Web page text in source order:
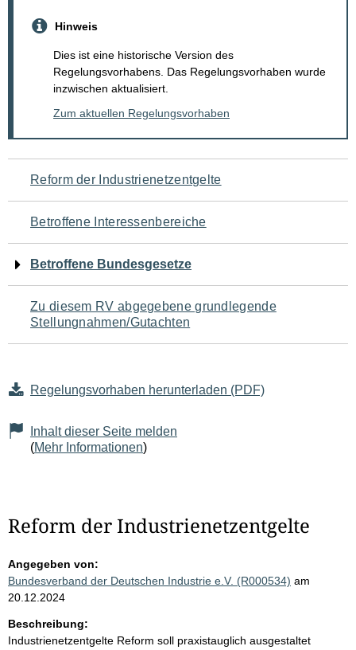
Hinweis
Dies ist eine historische Version des
Regelungsvorhabens. Das Regelungsvorhaben wurde
inzwischen aktualisiert.
Zum aktuellen Regelungsvorhaben
Navigation
für
den
Seiteninhalt
Reform der Industrienetzentgelte
Betroffene Interessenbereiche
Betroffene Bundesgesetze
Zu diesem RV abgegebene grundlegende
Stellungnahmen/Gutachten
Regelungsvorhaben herunterladen (PDF)
Inhalt dieser Seite melden
(Mehr Informationen)
Reform der Industrienetzentgelte
Angegeben von:
Bundesverband der Deutschen Industrie e.V. (R000534) am
20.12.2024
Beschreibung:
Industrienetzentgelte Reform soll praxistauglich ausgestaltet